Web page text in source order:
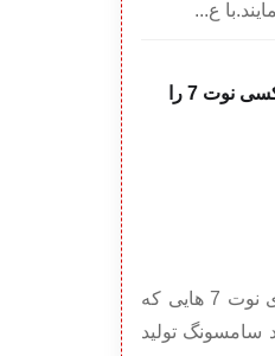
ع...
سامسونگ تولید گلکسی نوت 7 را
بعد از اتفاقات اخیر و آتش سوزی نوت 7 هایی که
سامسونگ تولید